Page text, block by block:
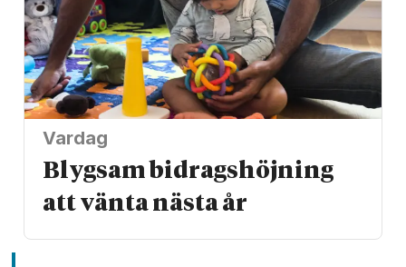
Vardag
Blygsam bidrags­höjning
att vänta nästa år